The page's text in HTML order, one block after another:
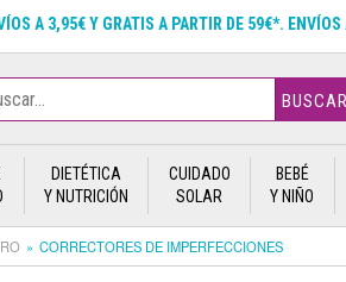
A 3,95€ Y GRATIS A PARTIR DE 59€*. ENVÍOS
BUSCAR
DIETÉTICA
Y NUTRICIÓN
CUIDADO
SOLAR
BEBÉ
Y NIÑO
CORRECTORES DE IMPERFECCIONES